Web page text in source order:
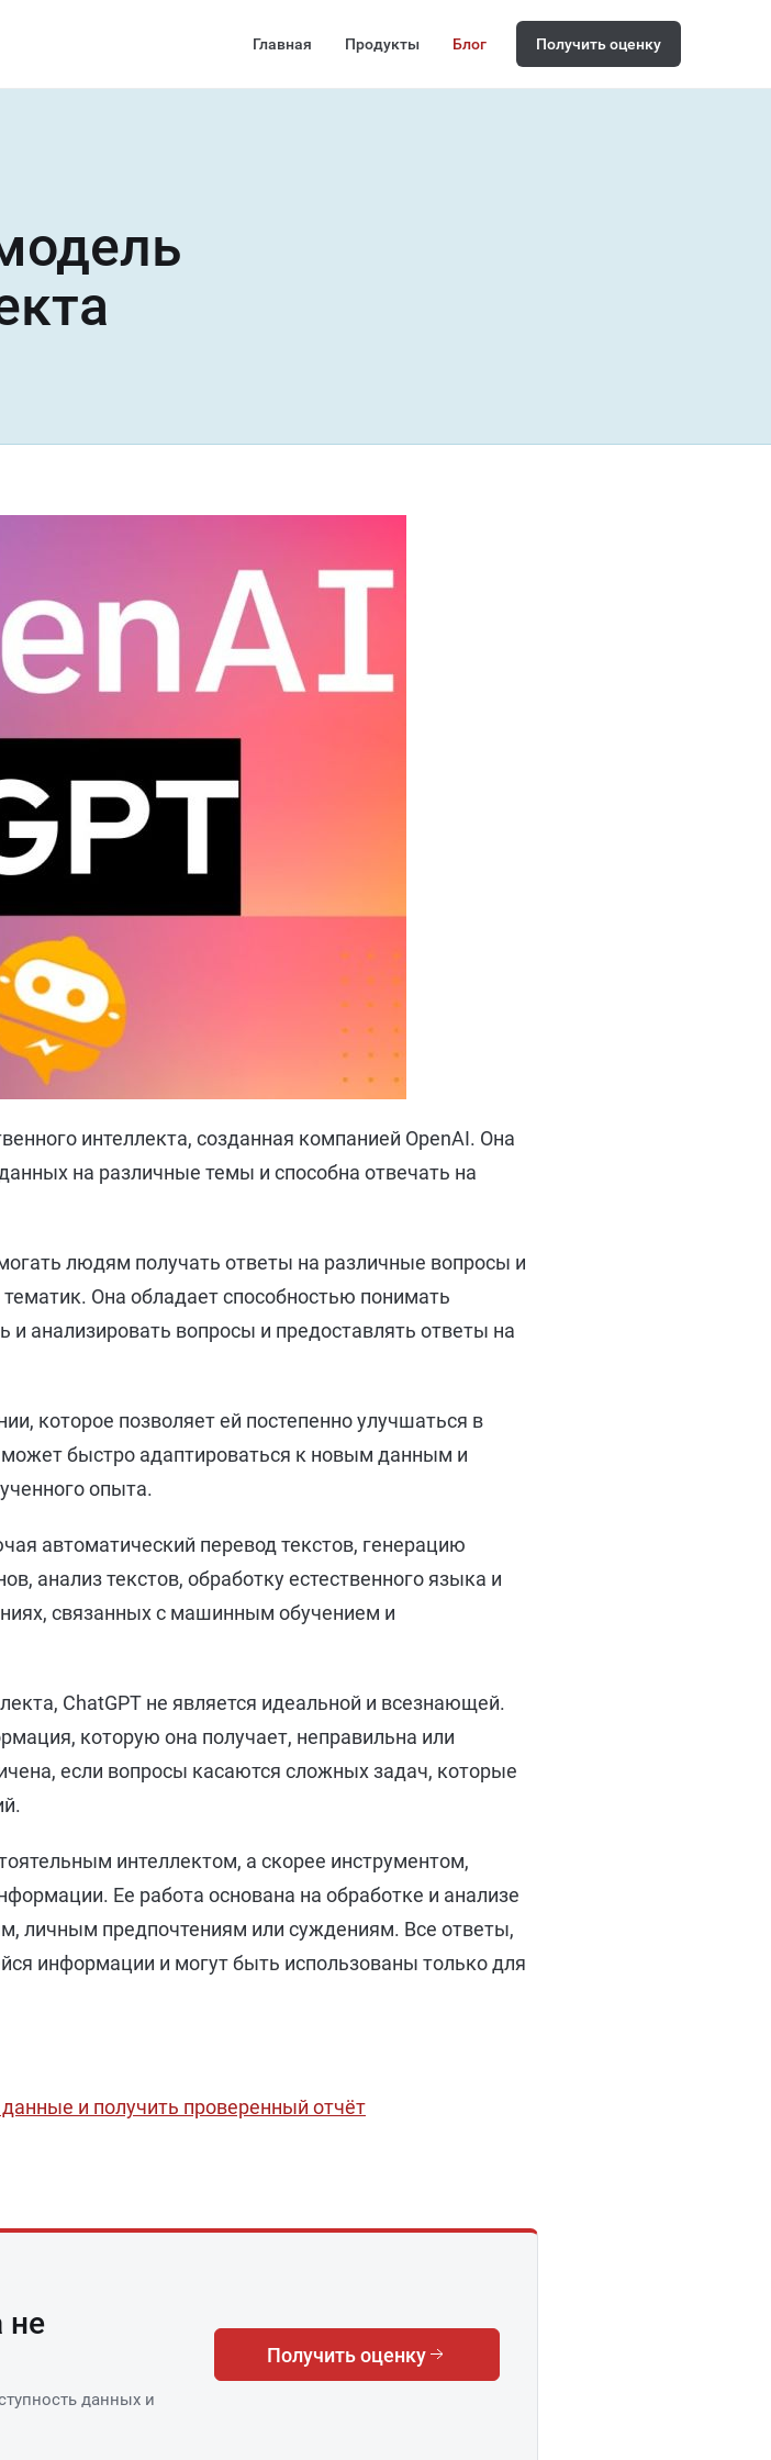
Главная Продукты Блог Получить оценку
интеллекта, созданная компанией OpenAI. Она
на различные темы и способна отвечать на
людям получать ответы на различные вопросы и
Она обладает способностью понимать
и анализировать вопросы и предоставлять ответы на
которое позволяет ей постепенно улучшаться в
быстро адаптироваться к новым данным и
опыта.
автоматический перевод текстов, генерацию
анализ текстов, обработку естественного языка и
связанных с машинным обучением и
ChatGPT не является идеальной и всезнающей.
которую она получает, неправильна или
если вопросы касаются сложных задач, которые
интеллектом, а скорее инструментом,
Ее работа основана на обработке и анализе
личным предпочтениям или суждениям. Все ответы,
информации и могут быть использованы только для
и получить проверенный отчёт
не
данных и
Получить оценку